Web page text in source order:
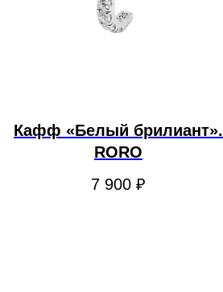
Кафф «Белый брилиант».
RORO
7 900 ₽